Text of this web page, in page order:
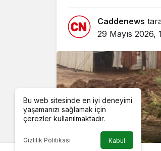
Caddenews
29 Mayıs 2026,
Bu web sitesinde en iyi deneyimi
yaşamanızı sağlamak için
çerezler kullanılmaktadır.
Gizlilik Politikası Kabul